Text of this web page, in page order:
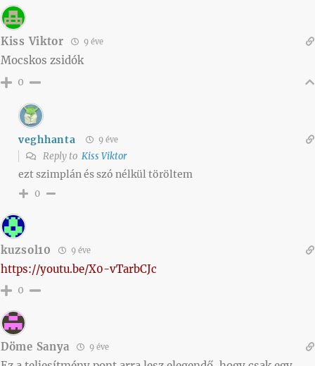
Kiss Viktor 9 éve
Mocskos zsidók
0
veghhanta 9 éve
Reply to Kiss Viktor
ezt szimplán és szó nélkül töröltem
0
kuzsol10 9 éve
https://youtu.be/X0-vTarbCJc
0
Döme Sanya 9 éve